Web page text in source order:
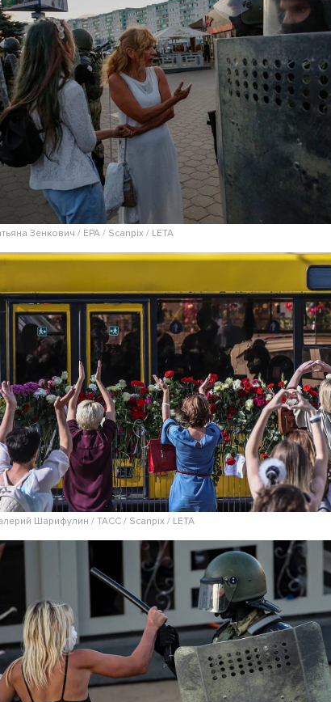
Зенкович / EPA / Scanpix / LETA
Шарифулин / ТАСС / Scanpix / LETA